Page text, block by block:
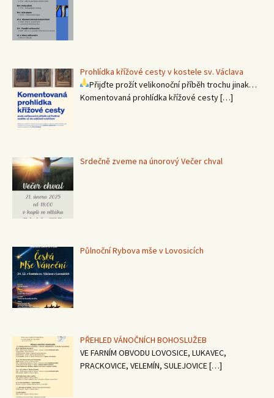
Prohlídka křížové cesty v kostele sv. Václava
Přijďte prožít velikonoční příběh trochu jinak…
Komentovaná prohlídka křížové cesty[…]
Srdečně zveme na únorový Večer chval
Půlnoční Rybova mše v Lovosicích
PŘEHLED VÁNOČNÍCH BOHOSLUŽEB
VE FARNÍM OBVODU LOVOSICE, LUKAVEC,
PRACKOVICE, VELEMÍN, SULEJOVICE[…]